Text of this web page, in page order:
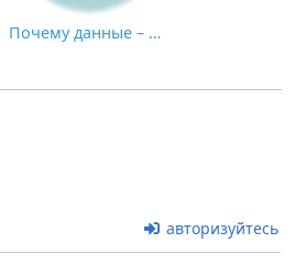
Почему данные – это НЕ новая нефть: пик экономики, основанной на применении искусственного интеллекта
авторизуйтесь